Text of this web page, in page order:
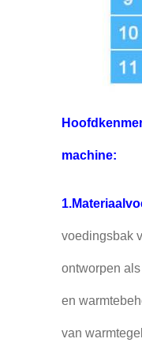
machine:
1.
voedingsbak
ontworpen
en
van